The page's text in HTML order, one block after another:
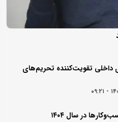
داخلی تقویت‌کننده تحریم‌های
در سال ۱۴۰۴